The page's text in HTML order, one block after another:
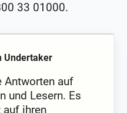
33 01000.
Undertaker
Antworten auf
und Lesern. Es
ihren